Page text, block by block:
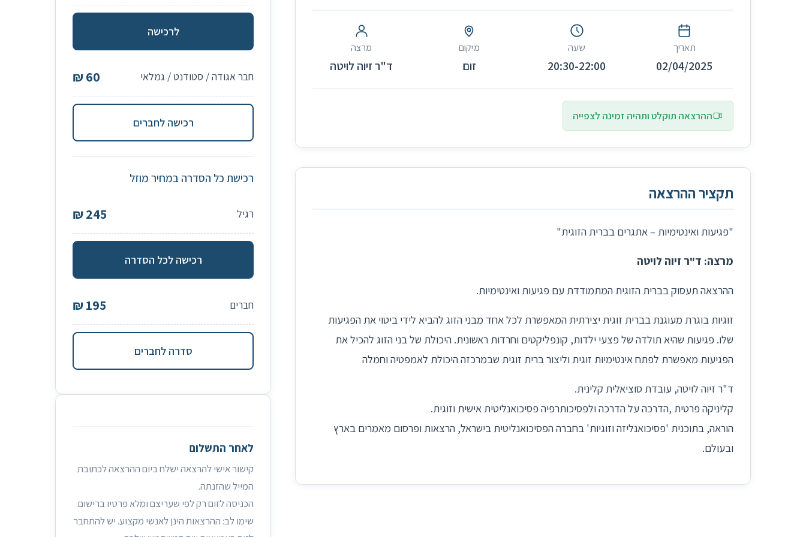
תאריך
02/04/2025
20:30-22:00
מיקום מרצה
ד"ר זיוה לויטה
ההרצאה תוקלט ותהיה זמינה לצפייה
תקציר ההרצאה
"פגיעות ואינטימיות – אתגרים בברית הזוגית"
מרצה: ד"ר זיוה לויטה
ההרצאה תעסוק בברית הזוגית המתמודדת עם פגיעות ואינטימיות.
זוגיות בוגרת מעוגנת בברית זוגית יצירתית המאפשרת לכל אחד מבני הזוג להביא לידי ביטוי את הפגיעות
שלו. פגיעות שהיא תולדה של פצעי ילדות, קונפליקטים וחרדות ראשונית. היכולת של בני הזוג להכיל את
הפגיעות מאפשרת לפתח אינטימיות זוגית וליצור ברית זוגית שבמרכזה היכולת לאמפטיה וחמלה
ד"ר זיוה לויטה, עובדת סוציאלית קלינית.
קליניקה פרטית ,הדרכה על הדרכה ולפסיכותרפיה פסיכואנליטית אישית וזוגית.
הוראה, בתוכנית 'פסיכואנליזה וזוגיות' בחברה הפסיכואנליטית בישראל, הרצאות ופרסום מאמרים בארץ
ובעולם.
לרכישה
חבר אגודה / סטודנט / גמלאי
רכישה לחברים
רכישת כל הסדרה במחיר מוזל
245 ₪
רכישה לכל הסדרה
חברים 195 ₪
סדרה לחברים
לאחר התשלום
קישור אישי להרצאה ישלח ביום ההרצאה לכתובת
המייל שהזנתה.
הכניסה לזום רק לפי שעריצם ומלא פרטיו ברישום.
שימו לב: ההרצאות הינן לאנשי מקצוע. יש להתחבר